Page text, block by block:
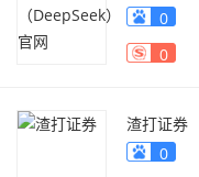
0
0
渣打证券
0